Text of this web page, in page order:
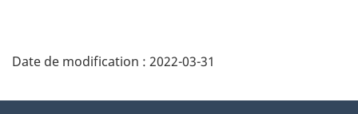
Date de modification : 2022-03-31